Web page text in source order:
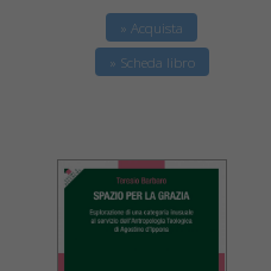
» Acquista
» Scheda libro